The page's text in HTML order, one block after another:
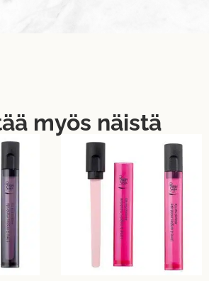
myös näistä